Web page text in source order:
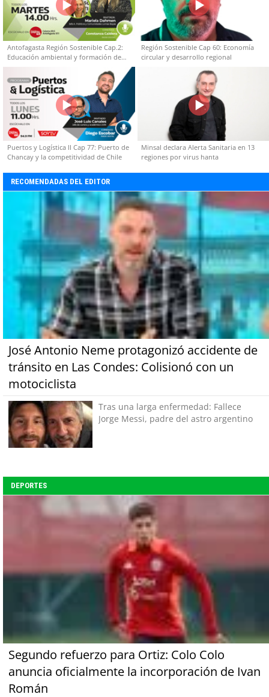
Antofagasta Región Sostenible Cap.2:
Educación ambiental y formación de
capacidades técnicas
Región Sostenible Cap 60: Economía
circular y desarrollo regional
Puertos y Logística II Cap 77: Puerto de
Chancay y la competitividad de Chile
Minsal declara Alerta Sanitaria en 13
regiones por virus hanta
RECOMENDADAS DEL EDITOR
José Antonio Neme protagonizó accidente de
tránsito en Las Condes: Colisionó con un
motociclista
Tras una larga enfermedad: Fallece
Jorge Messi, padre del astro argentino
DEPORTES
Segundo refuerzo para Ortiz: Colo Colo
anuncia oficialmente la incorporación de Ivan
Román